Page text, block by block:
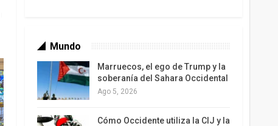
Los latinos le van dando la espalda a Trump
Mundo
Marruecos, el ego de Trump y la
soberanía del Sahara Occidental
Ago 5, 2026
Cómo Occidente utiliza la CIJ y la